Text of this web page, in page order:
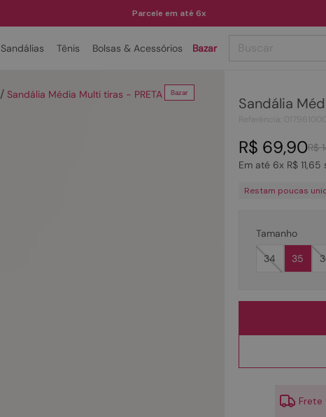
Parcele em até 6x
Sandálias Tênis Bolsas & Acessórios Bazar
Sandália Média Multi tiras - PRETA Bazar
Sandália
R$
R$ 69,90
Em até 6x R$ 11,65
Restam poucas
Tamanho
34
35
TERMOS MAIS BUSCADOS